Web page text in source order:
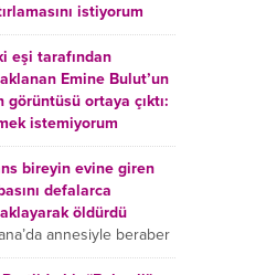
(19) tutuklandı.
ifadesinde...
istiyorum
tedavisi gören ünlü
Canan Ergüder,
sürecini anlattı:
kanserine yakalanan
oyuncu Canan Ergüder
ilk ölümün...
eşi tarafından
Emine Bulut’un
görüntüsü ortaya çıktı:
istemiyorum
eski eşi
boğazından
Emine Bulut’un
ölmek istemiyorum”
ve yanında bulunan
kızının “Anne
bireyin evine giren
defalarca
öldürdü
annesiyle beraber
ettiği babasının trans